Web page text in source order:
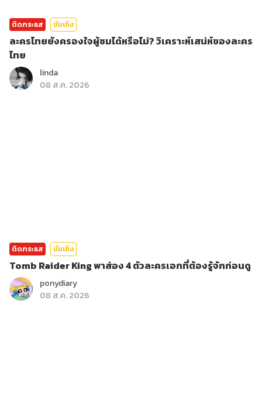
ติดกระแส บันเทิง
ละครไทยยังครองใจผู้ชมได้หรือไม่? วิเคราะห์เสน่ห์ของละคร
ไทย
linda
08 ส.ค. 2026
ติดกระแส บันเทิง
Tomb Raider King พาส่อง 4 ตัวละครเอกที่ต้องรู้จักก่อนดู
ponydiary
08 ส.ค. 2026